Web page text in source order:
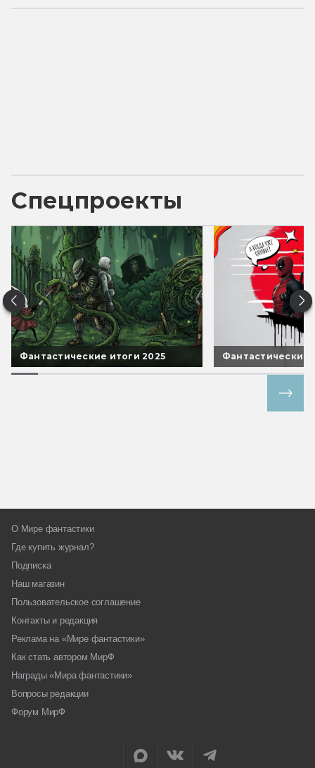
Спецпроекты
Фантастические итоги 2025 Фантастические
О Мире фантастики
Где купить журнал?
Подписка
Наш магазин
Пользовательское соглашение
Контакты и редакция
Реклама на «Мире фантастики»
Как стать автором МирФ
Награды «Мира фантастики»
Вопросы редакции
Форум МирФ